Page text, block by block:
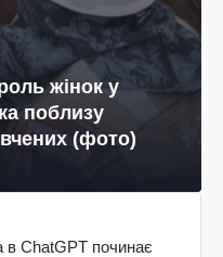
жінок у
поблизу
(фото)
в ChatGPT починає